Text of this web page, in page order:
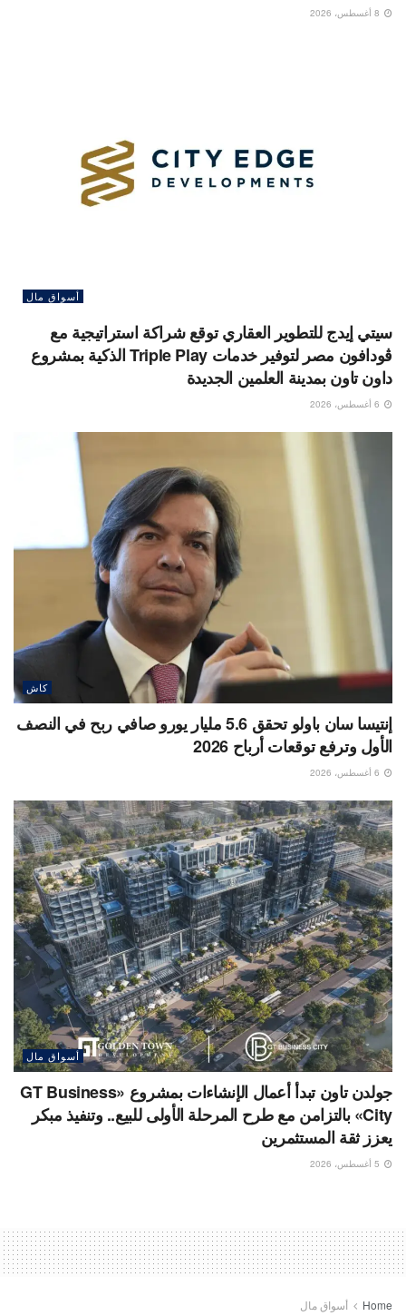
أسواق مال
سيتي إيدج للتطوير العقاري توقع شراكة استراتيجية مع
ڤودافون مصر لتوفير خدمات Triple Play الذكية بمشروع
داون تاون بمدينة العلمين الجديدة
كاش
إنتيسا سان باولو تحقق 5.6 مليار يورو صافي ربح في النصف
الأول وترفع توقعات أرباح 2026
أسواق مال
جولدن تاون تبدأ أعمال الإنشاءات بمشروع «GT Business
City» بالتزامن مع طرح المرحلة الأولى للبيع.. وتنفيذ مبكر
يعزز ثقة المستثمرين
Home أسواق مال